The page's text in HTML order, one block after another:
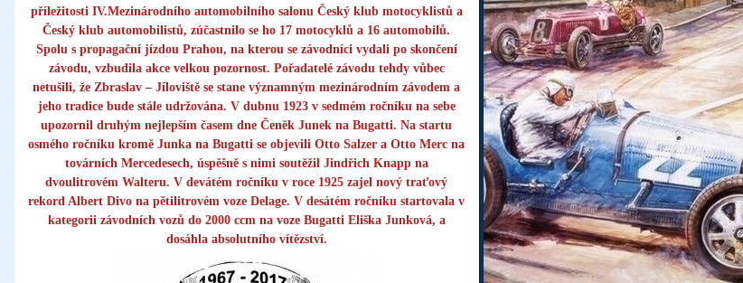
příležitosti IV.Mezinárodního automobilního salonu Český klub motocyklistů a
Český klub automobilistů, zúčastnilo se ho 17 motocyklů a 16 automobilů.
Spolu s propagační jízdou Prahou, na kterou se závodníci vydali po skončení
závodu, vzbudila akce velkou pozornost. Pořadatelé závodu tehdy vůbec
netušili, že Zbraslav – Jíloviště se stane významným mezinárodním závodem a
jeho tradice bude stále udržována. V dubnu 1923 v sedmém ročníku na sebe
upozornil druhým nejlepším časem dne Čeněk Junek na Bugatti. Na startu
osmého ročníku kromě Junka na Bugatti se objevili Otto Salzer a Otto Merc na
továrních Mercedesech, úspěšně s nimi soutěžil Jindřich Knapp na
dvoulitrovém Walteru. V devátém ročníku v roce 1925 zajel nový traťový
rekord Albert Divo na pětilitrovém voze Delage. V desátém ročníku startovala v
kategorii závodních vozů do 2000 ccm na voze Bugatti Eliška Junková, a
dosáhla absolutního vítězství.